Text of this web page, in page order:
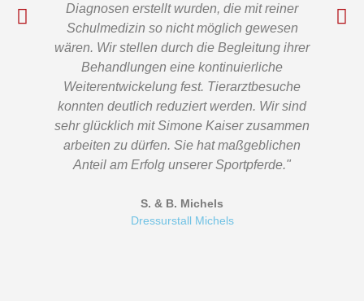
Diagnosen erstellt wurden, die mit reiner
Schulmedizin so nicht möglich gewesen
wären. Wir stellen durch die Begleitung ihrer
Behandlungen eine kontinuierliche
Weiterentwickelung fest. Tierarztbesuche
konnten deutlich reduziert werden. Wir sind
sehr glücklich mit Simone Kaiser zusammen
arbeiten zu dürfen. Sie hat maßgeblichen
Anteil am Erfolg unserer Sportpferde."
S. & B. Michels
Dressurstall Michels